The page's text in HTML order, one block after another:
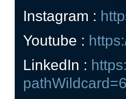
Instagram :
Youtube :
LinkedIn :